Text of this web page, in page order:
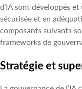
d’IA sont développés
sécurisée et en
composants suivants
frameworks de
Stratégie et